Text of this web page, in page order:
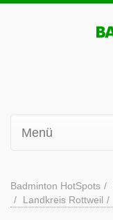
Menü
Badminton HotSpots
Landkreis Rottweil